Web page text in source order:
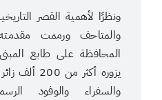
ونظرًا لأهمية القصر
والمتاحف ورممت
المحافظة على طابع
يزوره أكثر
والسفراء والوفود